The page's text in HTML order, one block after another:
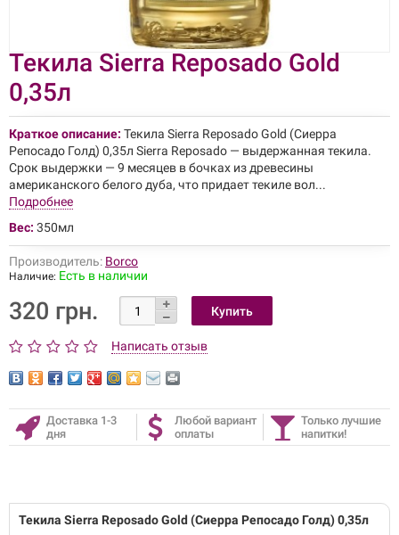
Текила Sierra Reposado Gold
0,35л
Краткое описание: Текила Sierra Reposado Gold (Сиерра
Репосадо Голд) 0,35л Sierra Reposado — выдержанная текила.
Срок выдержки — 9 месяцев в бочках из древесины
американского белого дуба, что придает текиле вол...
Подробнее
Вес: 350мл
Производитель: Borco
Наличие: Есть в наличии
320 грн.
Написать отзыв
Доставка 1-3
дня
Любой вариант
оплаты
Только лучшие
напитки!
Текила Sierra Reposado Gold (Сиерра Репосадо Голд) 0,35л